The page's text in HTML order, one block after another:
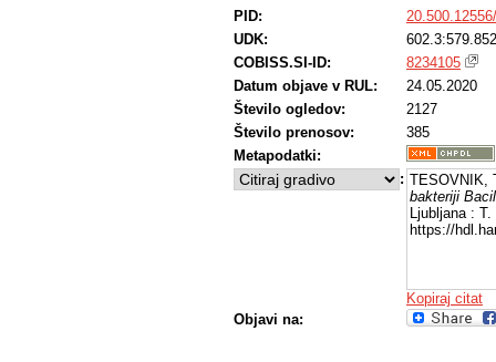
PID:
UDK:
COBISS.SI-ID:
8234105
Datum objave v RUL:
24.05.2020
Število ogledov:
2127
Število prenosov:
385
Metapodatki:
: TESOVNIK,
bakteriji
Ljubljana :
https://
Kopiraj citat
Objavi na: